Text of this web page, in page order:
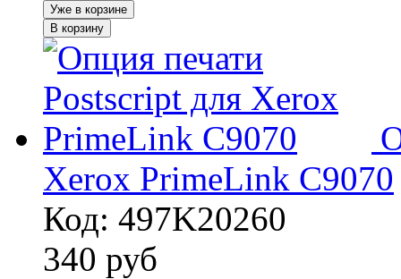
Уже в корзине
В корзину
Xerox PrimeLink C9070
Код: 497K20260
340 руб